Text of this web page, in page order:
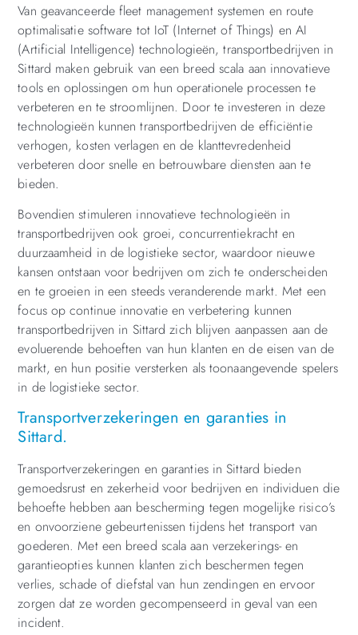
Van geavanceerde fleet management systemen en route
optimalisatie software tot IoT (Internet of Things) en AI
(Artificial Intelligence) technologieën, transportbedrijven in
Sittard maken gebruik van een breed scala aan innovatieve
tools en oplossingen om hun operationele processen te
verbeteren en te stroomlijnen. Door te investeren in deze
technologieën kunnen transportbedrijven de efficiëntie
verhogen, kosten verlagen en de klanttevredenheid
verbeteren door snelle en betrouwbare diensten aan te
bieden.
Bovendien stimuleren innovatieve technologieën in
transportbedrijven ook groei, concurrentiekracht en
duurzaamheid in de logistieke sector, waardoor nieuwe
kansen ontstaan voor bedrijven om zich te onderscheiden
en te groeien in een steeds veranderende markt. Met een
focus op continue innovatie en verbetering kunnen
transportbedrijven in Sittard zich blijven aanpassen aan de
evoluerende behoeften van hun klanten en de eisen van de
markt, en hun positie versterken als toonaangevende spelers
in de logistieke sector.
Transportverzekeringen en garanties in
Sittard.
Transportverzekeringen en garanties in Sittard bieden
gemoedsrust en zekerheid voor bedrijven en individuen die
behoefte hebben aan bescherming tegen mogelijke risico’s
en onvoorziene gebeurtenissen tijdens het transport van
goederen. Met een breed scala aan verzekerings- en
garantieopties kunnen klanten zich beschermen tegen
verlies, schade of diefstal van hun zendingen en ervoor
zorgen dat ze worden gecompenseerd in geval van een
incident.